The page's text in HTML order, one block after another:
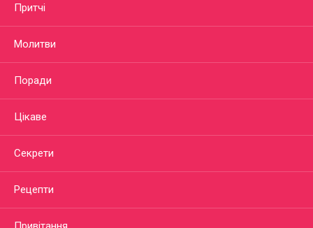
Притчі
Молитви
Поради
Цікаве
Секрети
Рецепти